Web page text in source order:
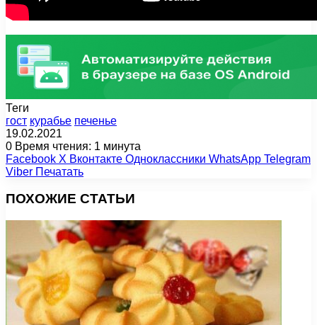
Теги
гост курабье печенье
19.02.2021
0 Время чтения: 1 минута
Facebook X Вконтакте Одноклассники WhatsApp Telegram
Viber Печатать
ПОХОЖИЕ СТАТЬИ